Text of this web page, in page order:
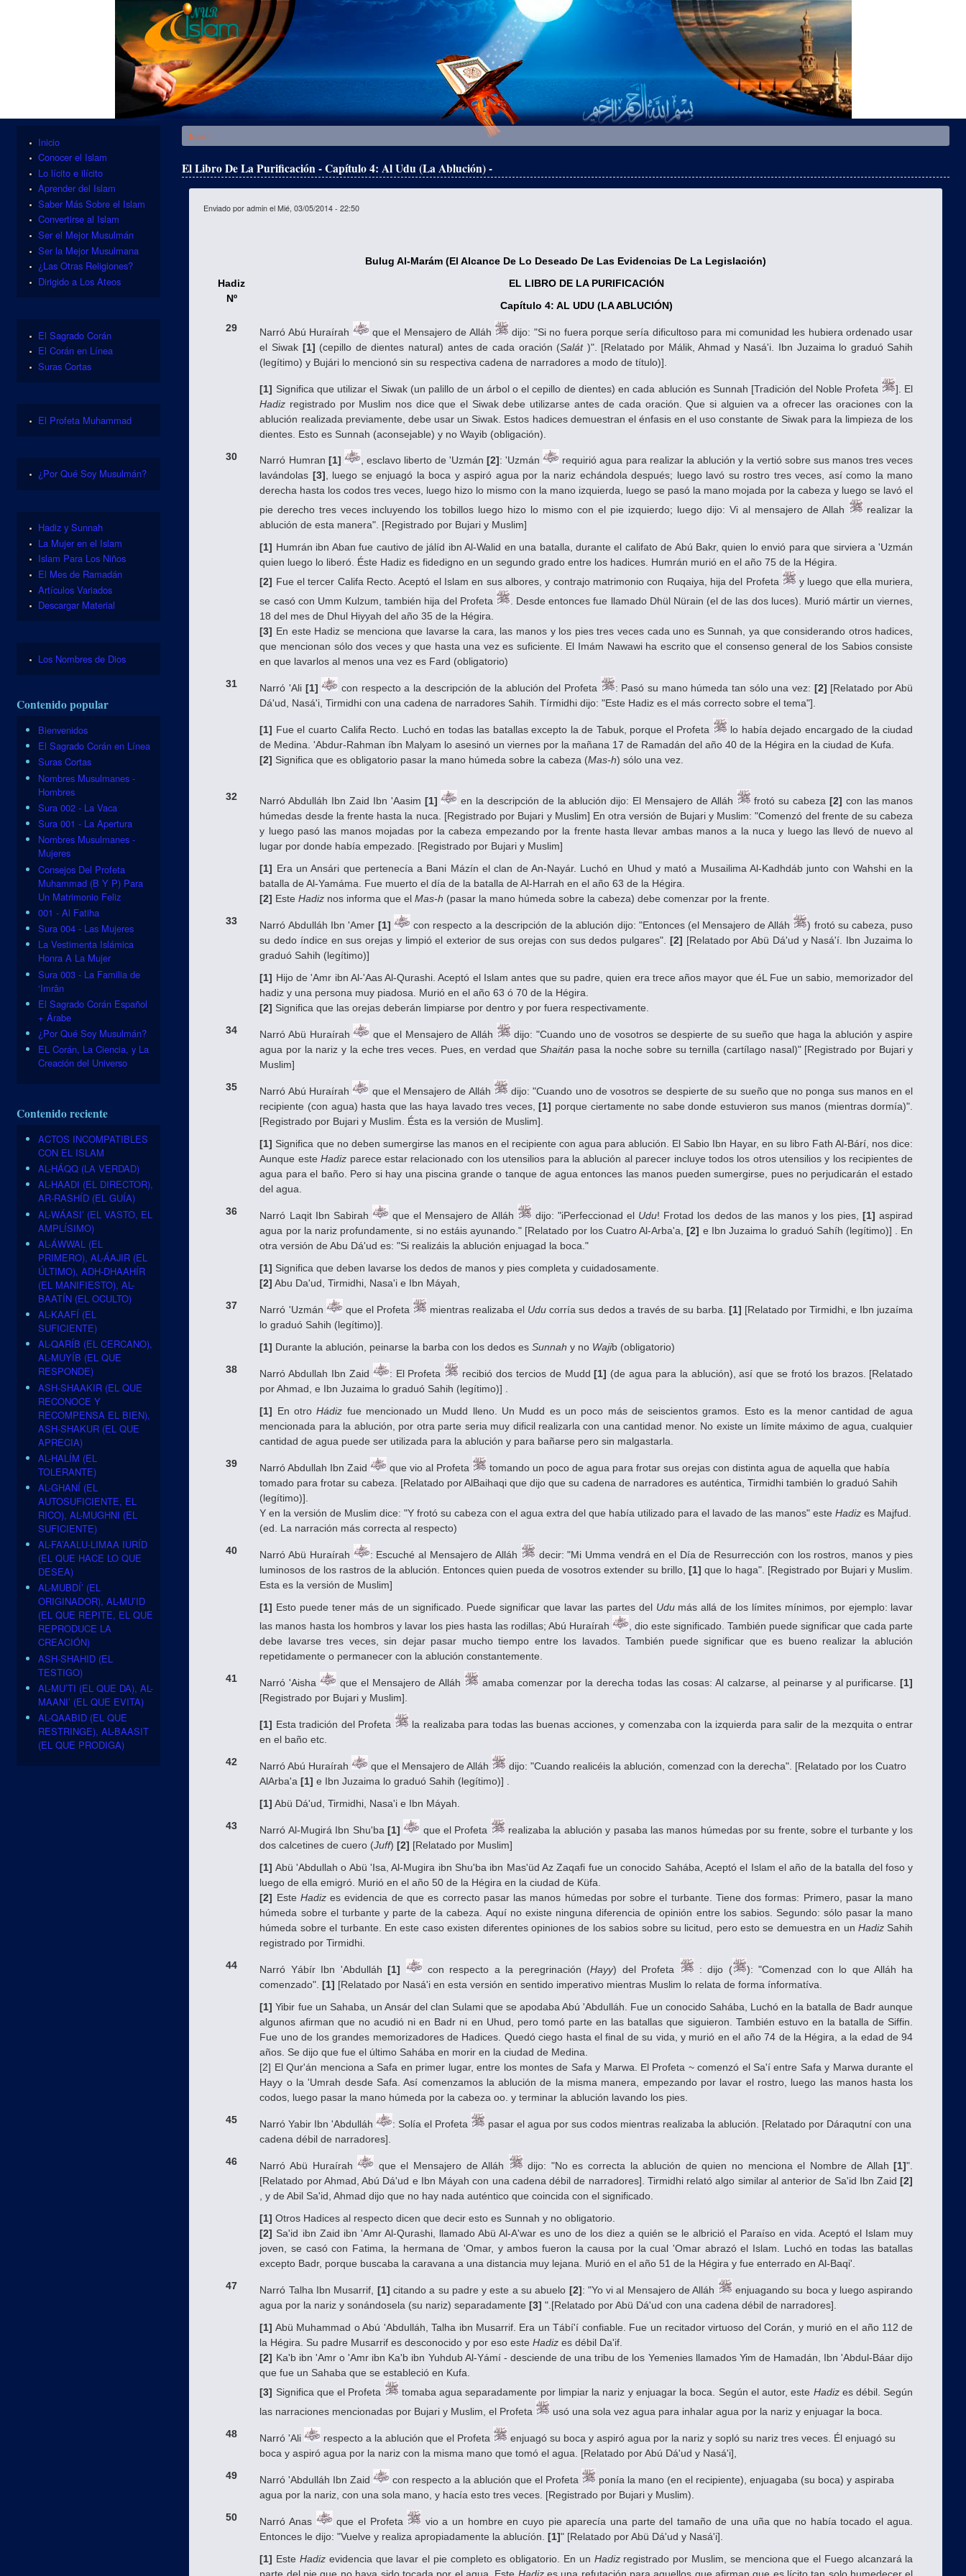
Se encuentra usted aquí
Inicio
El Libro De La Purificación - Capítulo 4: Al Udu (La Ablución) -
Enviado poradmin el Mié, 03/05/2014 - 22:50
Bulug Al-Marám (El Alcance De Lo Deseado De Las Evidencias De La Legislación)
Hadiz
Nº
EL LIBRO DE LA PURIFICACIÓN
Capítulo 4: AL UDU (LA ABLUCIÓN)
29
Narró Abú Huraírah que el Mensajero de Alláh
dijo: "Si no fuera porque sería dificultoso para mi comunidad les hubiera ordenado usar
el Siwak [1] (cepillo de dientes natural) antes de cada oración (Salát)". [Relatado por Málik, Ahmad y Nasá'i. Ibn Juzaima lo graduó Sahih
(legítimo) y Bujári lo mencionó sin su respectiva cadena de narradores a modo de título)].
[1] Significa que utilizar el Siwak (un palillo de un árbol o el cepillo de dientes) en cada ablución es Sunnah [Tradición del Noble Profeta
]. El
Hadiz registrado por Muslim nos dice que el Siwak debe utilizarse antes de cada oración. Que si alguien va a ofrecer las oraciones con la
ablución realizada previamente, debe usar un Siwak. Estos hadices demuestran el énfasis en el uso constante de Siwak para la limpieza de los
dientes. Esto es Sunnah (aconsejable) y no Wayib (obligación).
30
Narró Humran [1] , esclavo liberto de 'Uzmán[2]: 'Uzmán
requirió agua para realizar la ablución y la vertió sobre sus manos tres veces
lavándolas [3] , luego se enjuagó la boca y aspiró agua por la nariz echándola después; luego lavó su rostro tres veces, así como la mano
derecha hasta los codos tres veces, luego hizo lo mismo con la mano izquierda, luego se pasó la mano mojada por la cabeza y luego se lavó el
pie derecho tres veces incluyendo los tobillos luego hizo lo mismo con el pie izquierdo; luego dijo: Vi al mensajero de Allah
realizar la
ablución de esta manera". [Registrado por Bujari y Muslim]
[1] Humrán ibn Aban fue cautivo de jálíd ibn Al-Walid en una batalla, durante el califato de Abú Bakr, quien lo envió para que sirviera a 'Uzmán
quien luego lo liberó. Éste Hadiz es fidedigno en un segundo grado entre los hadices. Humrán murió en el año 75 de la Hégira.
[2] Fue el tercer Califa Recto. Aceptó el Islam en sus albores, y contrajo matrimonio con Ruqaiya, hija del Profeta
y luego que ella muriera,
se casó con Umm Kulzum, también hija del Profeta
. Desde entonces fue llamado Dhül Nürain (el de las dos luces). Murió mártir un viernes,
18 del mes de Dhul Hiyyah del año 35 de la Hégira.
[3] En este Hadiz se menciona que lavarse la cara, las manos y los pies tres veces cada uno es Sunnah, ya que considerando otros hadices,
que mencionan sólo dos veces y que hasta una vez es suficiente. El Imám Nawawi ha escrito que el consenso general de los Sabios consiste
en que lavarlos al menos una vez es Fard (obligatorio)
31
Narró 'Ali [1] con respecto a la descripción de la ablución del Profeta : Pasó su mano húmeda tan sólo una vez: [2] [Relatado por Abü
Dá'ud, Na­sá'i, Tirmidhi con una cadena de narradores Sahih. Tírmidhi dijo: "Este Hadiz es el más correcto sobre el tema"].
[1] Fue el cuarto Califa Recto. Luchó en todas las batallas excepto la de Tabuk, porque el Profeta
lo había dejado encargado de la ciudad
de Medina. 'Abdur-Rahman íbn Malyam lo asesinó un viernes por la mañana 17 de Ramadán del año 40 de la Hégira en la ciudad de Kufa.
[2] Significa que es obligatorio pasar la mano húmeda sobre la cabeza (Mas-h) sólo una vez.
32 Narró Abdulláh Ibn Zaid Ibn 'Aasim [1] en la descripción de la ablución dijo: El Mensajero de Alláh frotó su cabeza [2] con las manos
húmedas desde la frente hasta la nuca. [Registrado por Bujari y Muslim] En otra versión de Bujari y Muslim: "Comenzó del frente de su cabeza
y luego pasó las manos mojadas por la cabeza empezando por la frente hasta llevar ambas manos a la nuca y luego las llevó de nuevo al
lugar por donde había empezado. [Registrado por Bujari y Muslim]
[1] Era un Ansári que pertenecía a Bani Mázín el clan de An-Nayár. Luchó en Uhud y mató a Musailima Al-Kadhdáb junto con Wahshi en la
batalla de Al-Yamáma. Fue muerto el día de la batalla de Al-Harrah en el año 63 de la Hégira.
[2] EsteHadiz nos informa que elMas-h (pasar la mano húmeda sobre la cabeza) debe comenzar por la frente.
33
Narró Abdulláh Ibn 'Amer [1] con respecto a la descripción de la ablución dijo: "Entonces (el Mensajero de Alláh
) frotó su cabeza, puso
su dedo índice en sus orejas y limpió el exterior de sus orejas con sus dedos pulgares". [2] [Relatado por Abü Dá'ud y Nasá'í. Ibn Juzaima lo
graduó Sahih (legítimo)]
[1] Hijo de 'Amr ibn Al-'Aas Al-Qurashi. Aceptó el Islam antes que su padre, quien era trece años mayor que éL Fue un sabio, memorizador del
hadiz y una persona muy piadosa. Murió en el año 63 ó 70 de la Hégira.
[2] Significa que las orejas deberán limpiarse por dentro y por fuera respectivamente.
34
Narró Abü Huraírah que el Mensajero de Alláh
dijo: "Cuando uno de vosotros se despierte de su sueño que haga la ablución y aspire
agua por la nariz y la eche tres veces. Pues, en verdad queShaitán pasa la noche sobre su ternilla (cartílago nasal)" [Registrado por Bujari y
Muslim]
35
Narró Abú Huraírah que el Mensajero de Alláh
dijo: "Cuando uno de vosotros se despierte de su sueño que no ponga sus manos en el
recipiente (con agua) hasta que las haya lavado tres veces,[1] porque ciertamente no sabe donde estuvieron sus manos (mientras dormía)".
[Registrado por Bujari y Muslim. Ésta es la versión de Muslim].
[1] Significa que no deben sumergirse las manos en el recipiente con agua para ablución. El Sabio Ibn Hayar, en su libro Fath Al-Bárí, nos dice:
Aunque esteHadiz parece estar relacionado con los utensilios para la ablución al parecer incluye todos los otros utensilios y los recipientes de
agua para el baño. Pero si hay una piscina grande o tanque de agua entonces las manos pueden sumergirse, pues no perjudicarán el estado
del agua.
36
Narró Laqit Ibn Sabirah que el Mensajero de Alláh dijo: "iPerfeccionad el Udu! Frotad los dedos de las manos y los pies,[1] aspirad
agua por la nariz profundamente, si no estáis ayunando." [Relatado por los Cuatro Al-Arba'a,[2] e Ibn Juzaima lo graduó Sahíh (legítimo)] . En
otra versión de Abu Dá'ud es: "Si realizáis la ablución enjuagad la boca."
[1] Significa que deben lavarse los dedos de manos y pies completa y cuidadosamente.
[2] Abu Da'ud, Tirmidhi, Nasa'i e Ibn Máyah,
37
Narró 'Uzmán que el Profeta mientras realizaba el Udu corría sus dedos a través de su barba. [1] [Relatado por Tirmidhi, e Ibn juzaíma
lo graduó Sahih (legítimo)].
[1] Durante la ablución, peinarse la barba con los dedos esSunnah y no Wajib (obligatorio)
38
Narró Abdullah Ibn Zaid : El Profeta recibió dos tercios de Mudd[1] (de agua para la ablución), así que se frotó los brazos. [Relatado
por Ahmad, e Ibn Juzaima lo graduó Sahih (legítimo)] .
[1] En otroHádiz fue mencionado un Mudd lleno. Un Mudd es un poco más de seiscientos gramos. Esto es la menor cantidad de agua
mencionada para la ablución, por otra parte seria muy dificil realizarla con una cantidad menor. No existe un límite máximo de agua, cualquier
cantidad de agua puede ser utilizada para la ablución y para bañarse pero sin malgastarla.
39
Narró Abdullah Ibn Zaid que vio al Profeta
tomando un poco de agua para frotar sus orejas con distinta agua de aquella que había
tomado para frotar su cabeza. [Relatado por Al­Baihaqi que dijo que su cadena de narradores es auténtica, Tirmidhi también lo graduó Sahih
(legítimo)].
Y en la versión de Muslim dice: "Y frotó su cabeza con el agua extra del que había utilizado para el lavado de las manos" esteHadiz es Majfud.
(ed. La narración más correcta al respecto)
40
Narró Abü Huraírah : Escuché al Mensajero de Alláh
decir: "Mi Umma vendrá en el Día de Resurrección con los rostros, manos y pies
luminosos de los rastros de la ablución. Entonces quien pueda de vosotros extender su brillo, [1] que lo haga". [Registrado por Bujari y Muslim.
Esta es la versión de Muslim]
[1] Esto puede tener más de un significado. Puede significar que lavar las partes del Udumás allá de los límites mínimos, por ejemplo: lavar
las manos hasta los hombros y lavar los pies hasta las rodillas; Abú Huraírah
, dio este significado. También puede significar que cada parte
debe lavarse tres veces, sin dejar pasar mucho tiempo entre los lavados. También puede significar que es bueno realizar la ablución
repetidamente o permanecer con la ablución constantemente.
41
Narró 'Aisha que el Mensajero de Alláh amaba comenzar por la derecha todas las cosas: Al calzarse, al peinarse y al purificarse.[1]
[Registrado por Bujari y Muslim].
[1] Esta tradición del Profeta
la realizaba para todas las buenas acciones, y comenzaba con la izquierda para salir de la mezquita o entrar
en el baño etc.
42
Narró Abú Huraírah que el Mensajero de Alláh
dijo: "Cuando realicéis la ablución, comenzad con la derecha". [Relatado por los Cuatro
Al­Arba'a[1] e Ibn Juzaima lo graduó Sahih (legítimo)] .
[1] Abü Dá'ud, Tirmidhi, Nasa'i e Ibn Máyah.
43
Narró Al-Mugirá Ibn Shu'ba [1] que el Profeta
realizaba la ablución y pasaba las manos húmedas por su frente, sobre el turbante y los
dos calcetines de cuero (Juff)[2] [Relatado por Muslim]
[1] Abü 'Abdullah o Abü 'Isa, Al-Mugira ibn Shu'ba ibn Mas'üd Az Zaqafi fue un conocido Sahába, Aceptó el Islam el año de la batalla del foso y
luego de ella emigró. Murió en el año 50 de la Hégira en la ciudad de Küfa.
[2] Este Hadizes evidencia de que es correcto pasar las manos húmedas por sobre el turbante. Tiene dos formas: Primero, pasar la mano
húmeda sobre el turbante y parte de la cabeza. Aquí no existe ninguna diferencia de opinión entre los sabios. Segundo: sólo pasar la mano
húmeda sobre el turbante. En este caso existen diferentes opiniones de los sabios sobre su licitud, pero esto se demuestra en unHadiz Sahih
registrado por Tirmidhi.
44
Narró Yábír Ibn 'Abdulláh[1] con respecto a la peregrinación (Hayy) del Profeta : dijo (
): "Comenzad con lo que Alláh ha
comenzado".[1] [Relatado por Nasá'i en esta versión en sentido imperativo mientras Muslim lo relata de forma ínformatíva.
[1] Yibir fue un Sahaba, un Ansár del clan Sulami que se apodaba Abú 'Abdulláh. Fue un conocido Sahába, Luchó en la batalla de Badr aunque
algunos afirman que no acudió ni en Badr ni en Uhud, pero tomó parte en las batallas que siguieron. También estuvo en la batalla de Siffin.
Fue uno de los grandes memorizadores de Hadices. Quedó ciego hasta el final de su vida, y murió en el año 74 de la Hégira, a la edad de 94
años. Se dijo que fue el último Sahába en morir en la ciudad de Medina.
[2] El Qur'án menciona a Safa en primer lugar, entre los montes de Safa y Marwa. El Profeta ~ comenzó el Sa'í entre Safa y Marwa durante el
Hayy o la 'Umrah desde Safa. Así comenzamos la ablución de la misma manera, empezando por lavar el rostro, luego las manos hasta los
codos, luego pasar la mano húmeda por la cabeza oo. y terminar la ablución lavando los pies.
45
Narró Yabir Ibn 'Abdulláh : Solía el Profeta
pasar el agua por sus codos mientras realizaba la ablución. [Relatado por Dáraqutní con una
cadena débil de narradores].
46
Narró Abü Huraírah que el Mensajero de Alláh dijo: "No es correcta la ablución de quien no menciona el Nombre de Allah[1]".
[Relatado por Ahmad, Abú Dá'ud e Ibn Máyah con una cadena débil de narradores]. Tirmidhi relató algo similar al anterior de Sa'id Ibn Zaid[2]
, y de Abil Sa'id, Ahmad dijo que no hay nada auténtico que coincida con el significado.
[1] Otros Hadices al respecto dicen que decir esto es Sunnah y no obligatorio.
[2] Sa'id ibn Zaid ibn 'Amr Al-Qurashi, llamado Abü Al-A'war es uno de los diez a quién se le albrició el Paraíso en vida. Aceptó el Islam muy
joven, se casó con Fatima, la hermana de 'Omar, y ambos fueron la causa por la cual 'Omar abrazó el Islam. Luchó en todas las batallas
excepto Badr, porque buscaba la caravana a una distancia muy lejana. Murió en el año 51 de la Hégira y fue enterrado en Al-Baqi'.
47
Narró Talha Ibn Musarrif, [1] citando a su padre y este a su abuelo [2]: "Yo vi al Mensajero de Alláh
enjuagando su boca y luego aspirando
agua por la nariz y sonándosela (su nariz) separadamente[3] ".[Relatado por Abü Dá'ud con una cadena débil de narradores].
[1] Abü Muhammad o Abú 'Abdulláh, Talha ibn Musarrif. Era un Tábí'í confiable. Fue un recitador virtuoso del Corán, y murió en el año 112 de
la Hégira. Su padre Musarrif es desconocido y por eso esteHadiz es débil Da'if.
[2] Ka'b ibn 'Amr o 'Amr ibn Ka'b ibn Yuhdub Al-Yámí - desciende de una tribu de los Yemenies llamados Yim de Hamadán, Ibn 'Abdul-Báar dijo
que fue un Sahaba que se estableció en Kufa.
[3] Significa que el Profeta tomaba agua separadamente por limpiar la nariz y enjuagar la boca. Según el autor, este Hadizes débil. Según
las narraciones mencionadas por Bujari y Muslim, el Profeta
usó una sola vez agua para inhalar agua por la nariz y enjuagar la boca.
48
Narró 'Ali respecto a la ablución que el Profeta
enjuagó su boca y aspiró agua por la nariz y sopló su nariz tres veces. Él enjuagó su
boca y aspiró agua por la nariz con la misma mano que tomó el agua. [Relatado por Abú Dá'ud y Nasá'i],
49
Narró 'Abdulláh Ibn Zaid con respecto a la ablución que el Profeta
ponía la mano (en el recipiente), enjuagaba (su boca) y aspiraba
agua por la nariz, con una sola mano, y hacía esto tres veces. [Registrado por Bujari y Muslim).
50
Narró Anas que el Profeta
vio a un hombre en cuyo pie aparecía una parte del tamaño de una uña que no había tocado el agua.
Entonces le dijo: "Vuelve y realiza apropiadamente la ablucíón. [1]" [Relatado por Abü Dá'ud y Nasá'i].
[1] EsteHadiz evidencia que lavar el pie completo es obligatorio. En un Hadizregistrado por Muslim, se menciona que el Fuego alcanzará la
Inicio
Conocer el Islam
Lo lícito e ilícito
Aprender del Islam
Saber Más Sobre el Islam
Convertirse al Islam
Ser el Mejor Musulmán
Ser la Mejor Musulmana
¿Las Otras Religiones?
Dirigido a Los Ateos
El Sagrado Corán
El Corán en Línea
Suras Cortas
El Profeta Muhammad
¿Por Qué Soy Musulmán?
Hadiz y Sunnah
La Mujer en el Islam
Islam Para Los Niños
El Mes de Ramadán
Artículos Variados
Descargar Material
Los Nombres de Dios
Contenido popular
Bienvenidos
El Sagrado Corán en Línea
Suras Cortas
Nombres Musulmanes -
Hombres
Sura 002 - La Vaca
Sura 001 - La Apertura
Nombres Musulmanes -
Mujeres
Consejos Del Profeta
Muhammad (B Y P) Para
Un Matrimonio Feliz
001 - Al Fatiha
Sura 004 - Las Mujeres
La Vestimenta Islámica
Honra A La Mujer
Sura 003 - La Familia de
‘Imrân
El Sagrado Corán Español
+ Árabe
¿Por Qué Soy Musulmán?
EL Corán, La Ciencia, y La
Creación del Universo
Contenido reciente
ACTOS INCOMPATIBLES
CON EL ISLAM
AL-HÁQQ (LA VERDAD)
AL-HAADI (EL DIRECTOR),
AR-RASHÍD (EL GUÍA)
AL-WÁASI’ (EL VASTO, EL
AMPLÍSIMO)
AL-ÁWWAL (EL
PRIMERO), AL-ÁAJIR (EL
ÚLTIMO), ADH-DHAAHÍR
(EL MANIFIESTO), AL-
BAATÍN (EL OCULTO)
AL-KAAFÍ (EL
SUFICIENTE)
AL-QARÍB (EL CERCANO),
AL-MUYÍB (EL QUE
RESPONDE)
ASH-SHAAKIR (EL QUE
RECONOCE Y
RECOMPENSA EL BIEN),
ASH-SHAKUR (EL QUE
APRECIA)
AL-HALÍM (EL
TOLERANTE)
AL-GHANÍ (EL
AUTOSUFICIENTE, EL
RICO), AL-MUGHNI (EL
SUFICIENTE)
AL-FA’AALU-LIMAA IURÍD
(EL QUE HACE LO QUE
DESEA)
AL-MUBDÍ’ (EL
ORIGINADOR), AL-MU’ID
(EL QUE REPITE, EL QUE
REPRODUCE LA
CREACIÓN)
ASH-SHAHID (EL
TESTIGO)
AL-MU’TI (EL QUE DA), AL-
MAANI’ (EL QUE EVITA)
AL-QAABID (EL QUE
RESTRINGE), AL-BAASIT
(EL QUE PRODIGA)